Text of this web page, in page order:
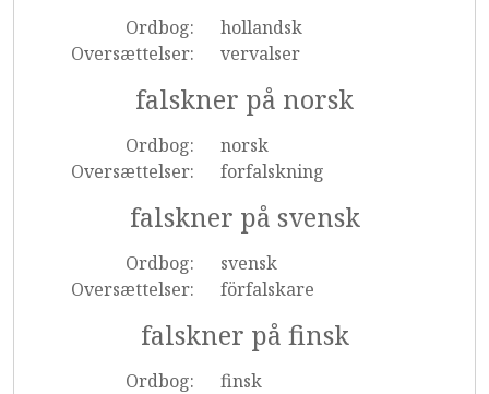
Ordbog:
hollandsk
Oversættelser:
vervalser
falskner på norsk
Ordbog:
norsk
Oversættelser:
forfalskning
falskner på svensk
Ordbog:
svensk
Oversættelser:
förfalskare
falskner på finsk
Ordbog:
finsk